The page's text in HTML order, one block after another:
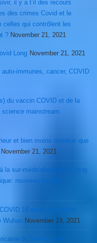
il y a t’il des recours
des crimes Covid et le
celles qui contrôlent les
? November 21, 2021
Long November 21, 2021
immunes, cancer, COVID
du vaccin COVID et de la
science mainstream
et bien moins onéreux que
November 21, 2021
sur-médicalisation et “drug
nouveau record
19 aurait sa source
Wuhan November 19, 2021
du 5ieme circuit